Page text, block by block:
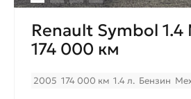
Renault Symbol
174 000 км
2005 174 000 км 1.4 л. Бензин